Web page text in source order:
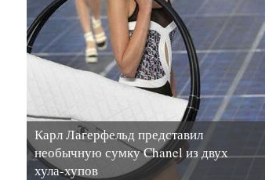
Карл Лагерфельд представил
необычную сумку Chanel из двух
хула-хупов